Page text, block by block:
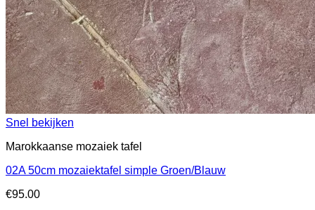
Snel bekijken
Marokkaanse mozaiek tafel
02A 50cm mozaiektafel simple Groen/Blauw
€95.00